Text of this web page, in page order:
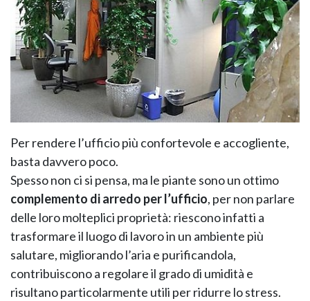
KOROS –
Per rendere l’ufficio più confortevole e accogliente,
basta davvero poco.
Spesso non ci si pensa, ma le piante sono un ottimo
complemento di arredo per l’ufficio, per non parlare
delle loro molteplici proprietà: riescono infatti a
trasformare il luogo di lavoro in un ambiente più
salutare, migliorando l’aria e purificandola,
contribuiscono a regolare il grado di umidità e
risultano particolarmente utili per ridurre lo stress.